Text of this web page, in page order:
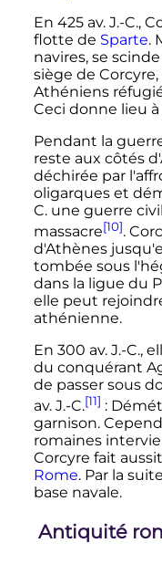
En 425 av. J.-C.,
flotte de Sparte.
navires, se
siège de
Athéniens
Ceci donne lieu
Pendant la
reste aux côtés
déchirée par
oligarques et
C.une guerre
massacre[10].
d'Athènes
tombée sous
dans la ligue du
elle peut
athénienne.
En 300 av. J.-C.,
du conquérant
de passer sous
av. J.-C.[11] :
garnison.
romaines
Corcyre fait
Rome. Par la
base navale.
Antiquité